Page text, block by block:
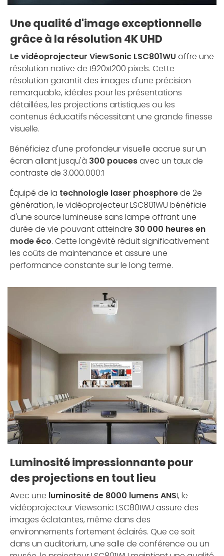
Une qualité d'image exceptionnelle
grâce à la résolution 4K UHD
Le vidéoprojecteur ViewSonic LSC801WU offre une
résolution native de 1920x1200 pixels. Cette
résolution garantit des images d'une précision
remarquable, idéales pour les présentations
détaillées, les projections artistiques ou les
contenus éducatifs nécessitant une grande finesse
visuelle.
Bénéficiez d'une profondeur visuelle accrue sur un
écran allant jusqu'à 300 poucesavec un taux de
contraste de 3.000.000:1
Équipé de la technologie laser phosphorede 2e
génération, le vidéoprojecteur LSC801WU bénéficie
d'une source lumineuse sans lampe offrant une
durée de vie pouvant atteindre 30 000 heures en
mode éco. Cette longévité réduit significativement
les coûts de maintenance et assure une
performance constante sur le long terme.
Luminosité impressionnante pour
des projections en tout lieu
Avec une luminosité de 8000 lumens ANSI, le
vidéoprojecteur Viewsonic LSC801WU assure des
images éclatantes, même dans des
environnements fortement éclairés. Que ce soit
dans un auditorium, une salle de conférence ou un